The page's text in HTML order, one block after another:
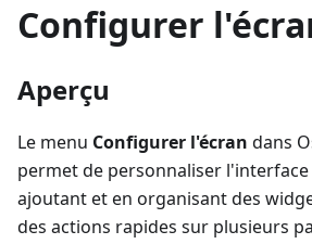
Configurer
Aperçu
Le menu Configurer l'écran dans
permet de personnaliser l'interface
ajoutant et en organisant des
des actions rapides sur plusieurs